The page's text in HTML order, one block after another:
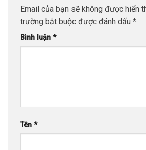
Email của bạn sẽ không được hiển
trường bắt buộc được đánh dấu *
Bình luận *
Tên *